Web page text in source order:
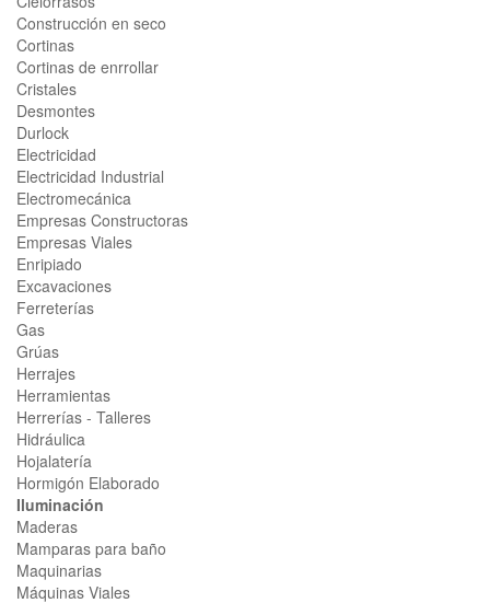
Construcción en seco
Cortinas
Cortinas de enrrollar
Cristales
Desmontes
Durlock
Electricidad
Electricidad Industrial
Electromecánica
Empresas Constructoras
Empresas Viales
Enripiado
Excavaciones
Ferreterías
Gas
Grúas
Herrajes
Herramientas
Herrerías - Talleres
Hidráulica
Hojalatería
Hormigón Elaborado
Iluminación
Maderas
Mamparas para baño
Maquinarias
Máquinas Viales